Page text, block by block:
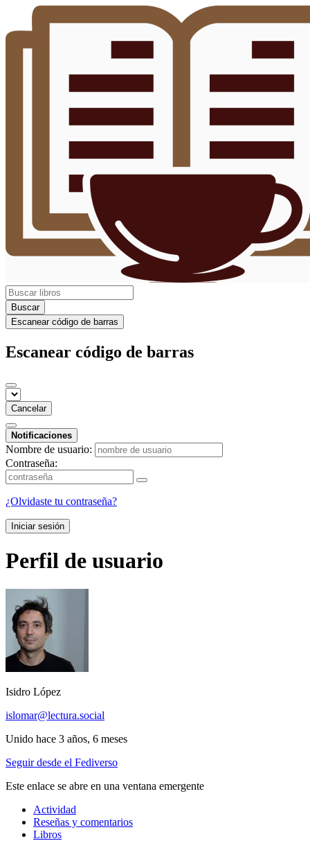
Buscar
Escanear código de barras
Escanear código de barras
Cancelar
Notificaciones
Nombre de usuario:
Contraseña:
¿Olvidaste tu contraseña?
Iniciar sesión
Perfil de usuario
Isidro López
islomar@lectura.social
Unido hace 3 años, 6 meses
Seguir desde el Fediverso
Este enlace se abre en una ventana emergente
Actividad
Reseñas y comentarios
Libros